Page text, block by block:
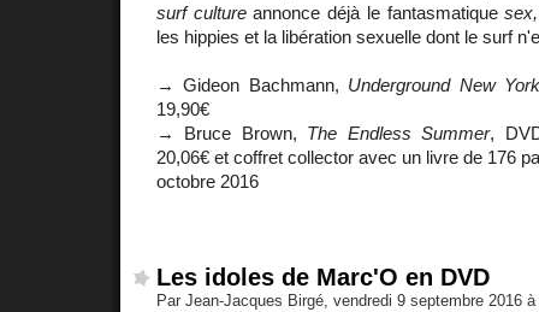
surf cultureannonce déjà le fantasmatique
les hippies et la libération sexuelle dont le surf
→ Gideon Bachmann, Underground New York
19,90€
→ Bruce Brown, The Endless Summer,
20,06€ et coffret collector avec un livre de 176
octobre 2016
Les idoles de Marc'O en DVD
Par Jean-Jacques Birgé, vendredi 9 septembre 2016